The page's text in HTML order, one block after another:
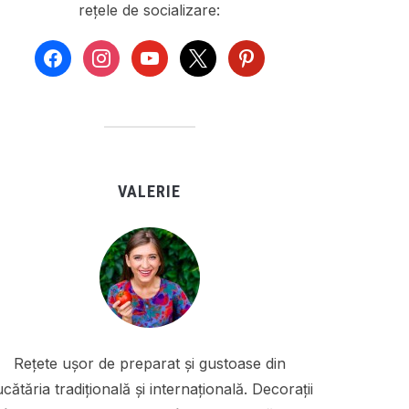
rețele de socializare:
facebookinstagramyoutube
x pinterest
VALERIE
Rețete ușor de preparat și gustoase din
tradițională și internațională. Decorații